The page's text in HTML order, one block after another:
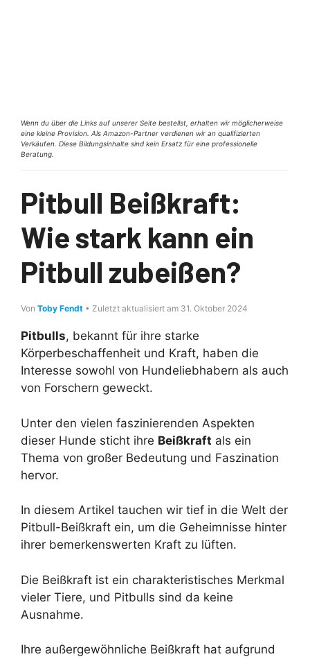
Wenn du über die Links auf unserer Seite bestellst, erhalten wir möglicherweise
eine kleine Provision. Als Amazon-Partner verdienen wir an qualifizierten
Verkäufen. Diese Bildungsinhalte sind kein Ersatz für eine professionelle
Beratung.
Pitbull Beißkraft:
Wie stark kann ein
Pitbull zubeißen?
Von Toby Fendt • Zuletzt aktualisiert am 31. Oktober 2024
Pitbulls, bekannt für ihre starke
Körperbeschaffenheit und Kraft, haben die
Interesse sowohl von Hundeliebhabern als auch
von Forschern geweckt.
Unter den vielen faszinierenden Aspekten
dieser Hunde sticht ihre Beißkraft als ein
Thema von großer Bedeutung und Faszination
hervor.
In diesem Artikel tauchen wir tief in die Welt der
Pitbull-Beißkraft ein, um die Geheimnisse hinter
ihrer bemerkenswerten Kraft zu lüften.
Die Beißkraft ist ein charakteristisches Merkmal
vieler Tiere, und Pitbulls sind da keine
Ausnahme.
Ihre außergewöhnliche Beißkraft hat aufgrund